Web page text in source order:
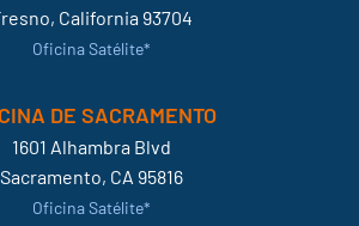
California 93704
Oficina Satélite*
DE SACRAMENTO
1601 Alhambra Blvd
Sacramento, CA 95816
Oficina Satélite*